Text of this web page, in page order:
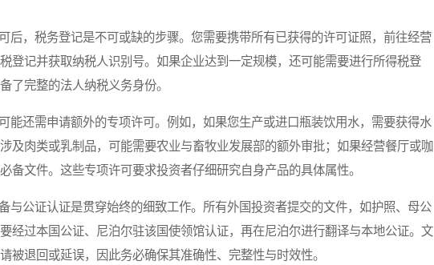
，税务登记是不可或缺的步骤。您需要携带所有已获得的许可证照，前往经营
登记并获取纳税人识别号。如果企业达到一定规模，还可能需要进行所得税登
了完整的法人纳税义务身份。
还需申请额外的专项许可。例如，如果您生产或进口瓶装饮用水，需要获得水
及肉类或乳制品，可能需要农业与畜牧业发展部的额外审批；如果经营餐厅或咖
备文件。这些专项许可要求投资者仔细研究自身产品的具体属性。
公证认证是贯穿始终的细致工作。所有外国投资者提交的文件，如护照、母公
经过本国公证、尼泊尔驻该国使领馆认证，再在尼泊尔进行翻译与本地公证。文
被退回或延误，因此务必确保其准确性、完整性与时效性。